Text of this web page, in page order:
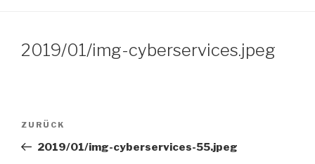
2019/01/img-cyberservices.jpeg
Beitragsnavigation
Vorheriger
Beitrag
ZURÜCK
2019/01/img-cyberservices-55.jpeg